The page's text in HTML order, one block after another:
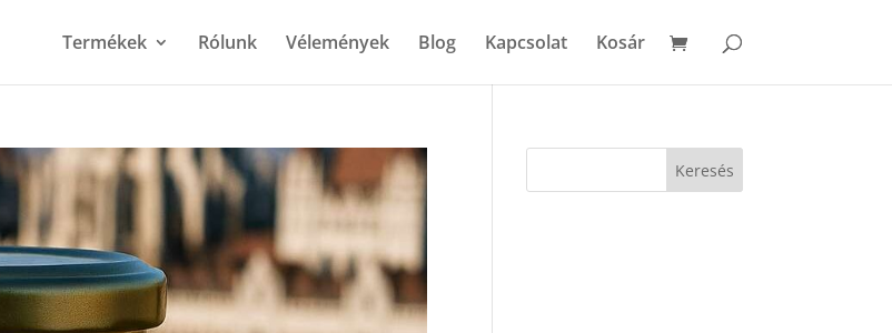
Termékek Rólunk Vélemények Blog Kapcsolat Kosár
Keresés